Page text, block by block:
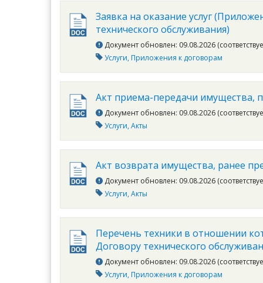
Заявка на оказание услуг
технического обслуживания)
Документ обновлен: 09.08.2026
Услуги Приложения к договорам
Акт приема-передачи имущества,
Документ обновлен: 09.08.2026
Услуги Акты
Акт возврата имущества, ранее
Документ обновлен: 09.08.2026
Услуги Акты
Перечень техники в отношении
Договору технического
Документ обновлен: 09.08.2026
Услуги Приложения к договорам